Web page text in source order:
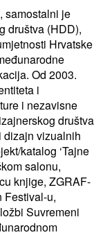
samostalni je
društva (HDD),
Hrvatske
Od 2003.
i
i nezavisne
društva
dizajn vizualnih
katalog ‘Tajne
salonu,
knjige, ZGRAF-
Festival-u,
Suvremeni